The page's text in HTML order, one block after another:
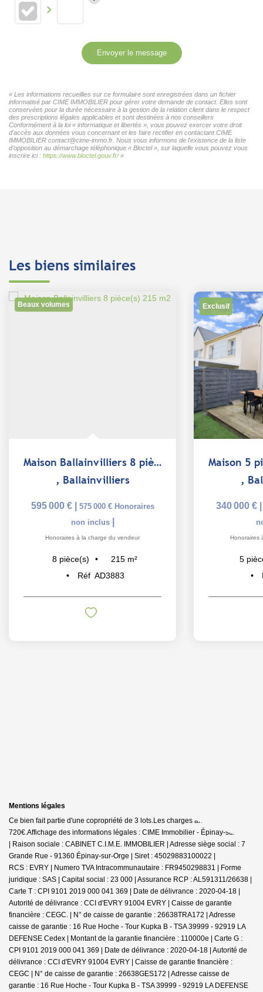
Envoyer le message
« Les informations recueillies sur ce formulaire sont enregistrées dans un fichier
informatisé par CIME IMMOBILIER pour gérer votre demande de contact. Elles sont
conservées pour la durée nécessaire à la gestion de la relation client dans le respect
des prescriptions légales applicables et sont destinées à nos conseillers
Conformément à la loi « informatique et libertés », vous pouvez exercer votre droit
d'accès aux données vous concernant et les faire rectifier en contactant CIME
IMMOBILIER contact@cime-immo.fr. Nous vous informons de l'existence de la liste
d'opposition au démarchage téléphonique « Bloctel », sur laquelle vous pouvez vous
inscrire ici : https://www.bloctel.gouv.fr/»
Les biens similaires
Beaux volumes
Maison Ballainvilliers 8 pièce(s) 215 m2
, Ballainvilliers
595 000 € 575 000 € Honoraires
non inclus
Honoraires à la charge du vendeur
8 pièce(s) 215 m²
Réf AD3883
Exclusif
,
340 000 €
Honoraires
5
Mentions légales
Ce bien fait partie d'une copropriété de 3 lots.Les charges annuelles sont de
720€.Affichage des informations légales : CIME Immobilier - Épinay-sur-Orge
| Raison sociale : CABINET C.I.M.E. IMMOBILIER | Adresse siège social : 7
Grande Rue - 91360 Épinay-sur-Orge | Siret : 45029883100022 |
RCS : EVRY | Numero TVA Intracommunautaire : FR9450298831 | Forme
juridique : SAS | Capital social : 23 000 | Assurance RCP : AL591311/26638 |
Carte T : CPI 9101 2019 000 041 369 | Date de délivrance : 2020-04-18 |
Autorité de délivrance : CCI d'EVRY 91004 EVRY | Caisse de garantie
financière : CEGC. | N° de caisse de garantie : 26638TRA172 | Adresse
caisse de garantie : 16 Rue Hoche - Tour Kupka B - TSA 39999 - 92919 LA
DEFENSE Cedex | Montant de la garantie financière : 110000e | Carte G :
CPI 9101 2019 000 041 369 | Date de délivrance : 2020-04-18 | Autorité de
délivrance : CCI d'EVRY 91004 EVRY | Caisse de garantie financière :
CEGC | N° de caisse de garantie : 26638GES172 | Adresse caisse de
garantie : 16 Rue Hoche - Tour Kupka B - TSA 39999 - 92919 LA DEFENSE